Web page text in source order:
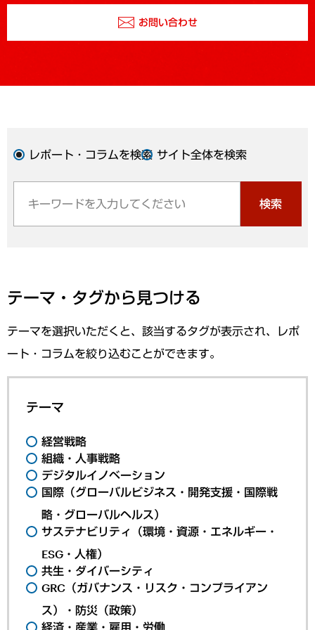
お問い合わせ
レポート・コラムを検索 サイト全体を検索
検索
テーマ・タグから見つける
テーマを選択いただくと、該当するタグが表示され、レポ
ート・コラムを絞り込むことができます。
テーマ
経営戦略
組織・人事戦略
デジタルイノベーション
国際（グローバルビジネス・開発支援・国際戦
略・グローバルヘルス）
サステナビリティ（環境・資源・エネルギー・
ESG・人権）
共生・ダイバーシティ
GRC（ガバナンス・リスク・コンプライアン
ス）・防災（政策）
経済・産業・雇用・労働